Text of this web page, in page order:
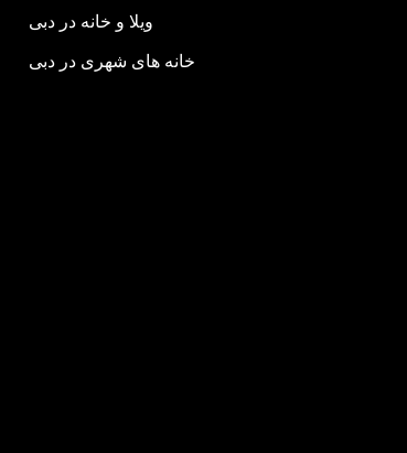
ویلا و خانه در دبی
خانه های شهری در دبی